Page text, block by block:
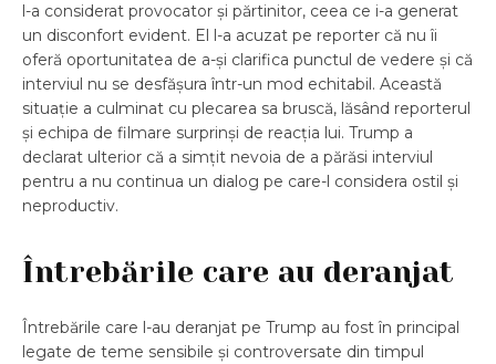
l-a considerat provocator și părtinitor, ceea ce i-a generat
un disconfort evident. El l-a acuzat pe reporter că nu îi
oferă oportunitatea de a-și clarifica punctul de vedere și că
interviul nu se desfășura într-un mod echitabil. Această
situație a culminat cu plecarea sa bruscă, lăsând reporterul
și echipa de filmare surprinși de reacția lui. Trump a
declarat ulterior că a simțit nevoia de a părăsi interviul
pentru a nu continua un dialog pe care-l considera ostil și
neproductiv.
Întrebările care au deranjat
Întrebările care l-au deranjat pe Trump au fost în principal
legate de teme sensibile și controversate din timpul